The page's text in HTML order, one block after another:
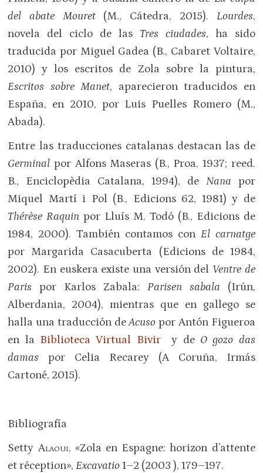
del abate Mouret(M., Cátedra, 2015). Lourdes,
novela del ciclo de las Tres ciudades, ha sido
traducida por Miguel Gadea (B., Cabaret Voltaire,
2010) y los escritos de Zola sobre la pintura,
Escritos sobre Manet, aparecieron traducidos en
España, en 2010, por Luis Puelles Romero (M.,
Abada).
Entre las traducciones catalanas destacan las de
Germinal por Alfons Maseras (B., Proa, 1937; reed.
B., Enciclopèdia Catalana, 1994), de Nana por
Miquel Martí i Pol (B., Edicions 62, 1981) y de
Thérèse Raquin por Lluís M. Todó (B., Edicions de
1984, 2000). También contamos con El carnatge
por Margarida Casacuberta (Edicions de 1984,
2002). En euskera existe una versión del Ventre de
Paris por Karlos Zabala: Parisen sabala (Irún,
Alberdania, 2004), mientras que en gallego se
halla una traducción deAcuso por Antón Figueroa
en la Biblioteca Virtual Biviry de O gozo das
damas por Celia Recarey (A Coruña, Irmás
Cartoné, 2015).
Bibliografía
Setty Alaoui, «Zola en Espagne: horizon d’attente
et réception»,Excavatio1–2 (2003 ), 179–197.